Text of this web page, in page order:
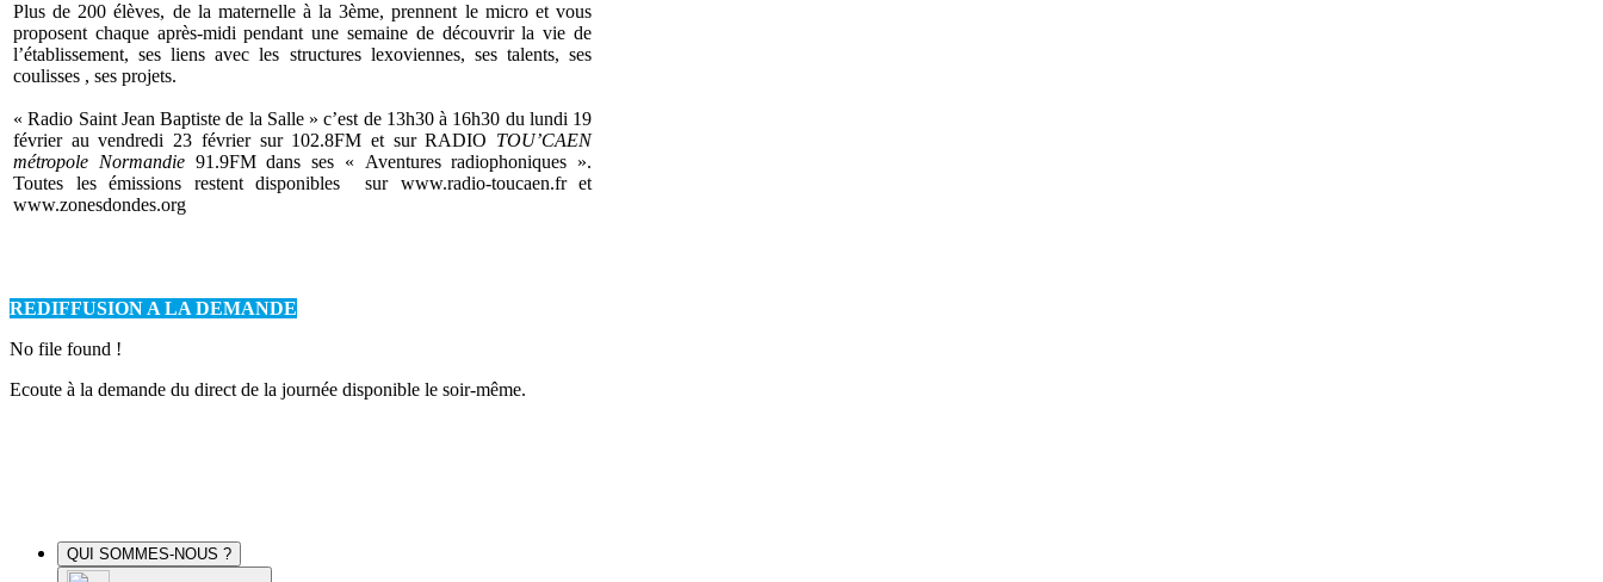
Plus de 200 élèves, de la maternelle à la 3ème, prennent le micro et vous
proposent chaque après-midi pendant une semaine de découvrir la vie de
l’établissement, ses liens avec les structures lexoviennes, ses talents, ses
coulisses , ses projets.
« Radio Saint Jean Baptiste de la Salle » c’est de 13h30 à 16h30 du lundi 19
février au vendredi 23 février sur 102.8FM et surRADIO TOU’CAEN
métropole Normandie 91.9FMdans ses « Aventures radiophoniques ».
Toutes les émissions restent disponibles sur www.radio-toucaen.fr et
www.zonesdondes.org
REDIFFUSION A LA DEMANDE
No file found !
Ecoute à la demande du direct de la journée disponible le soir-même.
QUI SOMMES-NOUS ?